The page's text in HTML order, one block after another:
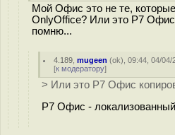
Мой Офис это не те,
OnlyOffice? Или это Р7 Офис
помню...
4.189 ,mugeen (ok), 09:44, 04/04/
[к модератору]
> Или это Р7 Офис
Р7 Офис -